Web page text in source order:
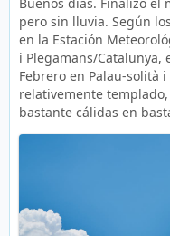
pero sin lluvia. Según
en la Estación
i Plegamans/Catalunya,
Febrero en Palau-solità
relativemente
bastante cálidas en